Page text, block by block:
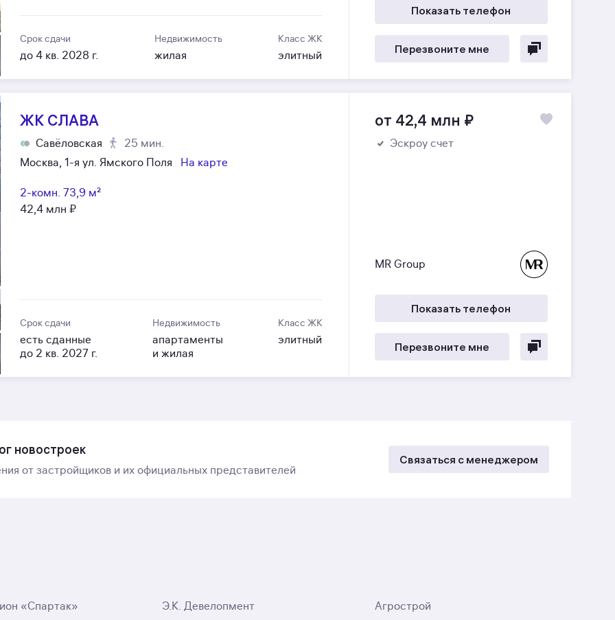
Срок сдачи
до 4 кв. 2028 г.
Недвижимость
жилая
Класс ЖК
элитный
Показать телефон
Перезвоните мне
ЖК СЛАВА
Савёловская
25 мин.
Москва, 1-я ул. Ямского Поля
На карте
2-комн. 73,9 м²
42,4 млн ₽
Срок сдачи
есть сданные
до 2 кв. 2027 г.
Недвижимость
апартаменты
и жилая
Класс ЖК
элитный
от 42,4 млн ₽
Эскроу счет
MR Group
Показать телефон
Перезвоните мне
новостроек
от застройщиков и их официальных представителей
Связаться с менеджером
«Спартак» Э.К. Девелопмент
Агрострой